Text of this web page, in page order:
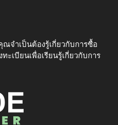
ณจำเป็นต้องรู้เกี่ยวกับการซื้อ
ะเบียนเพื่อเรียนรู้เกี่ยวกับการ